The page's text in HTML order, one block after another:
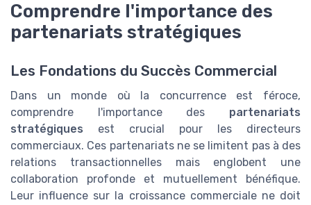
Comprendre l'importance des
partenariats stratégiques
Les Fondations du Succès Commercial
Dans un monde où la concurrence est féroce,
comprendre l'importance des partenariats
stratégiques est crucial pour les directeurs
commerciaux. Ces partenariats ne se limitent pas à des
relations transactionnelles mais englobent une
collaboration profonde et mutuellement bénéfique.
Leur influence sur la croissance commerciale ne doit